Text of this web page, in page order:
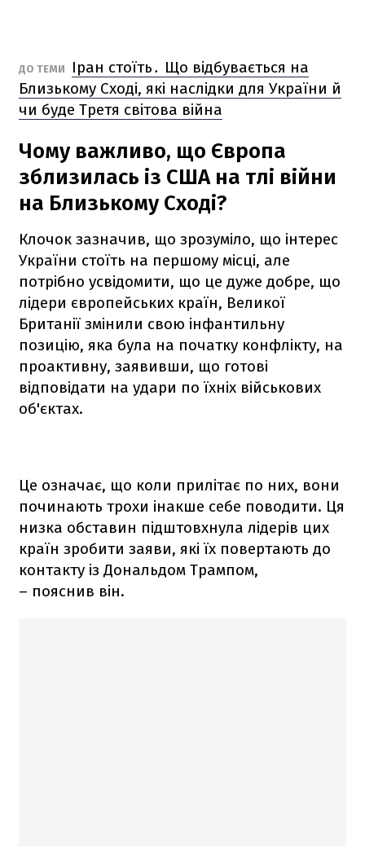
ДО ТЕМИ
Іран стоїть․ Що відбувається на
Близькому Сході, які наслідки для України й
чи буде Третя світова війна
Чому важливо, що Європа
зблизилась із США на тлі війни
на Близькому Сході?
Клочок зазначив, що зрозуміло, що інтерес
України стоїть на першому місці, але
потрібно усвідомити, що це дуже добре, що
лідери європейських країн, Великої
Британії змінили свою інфантильну
позицію, яка була на початку конфлікту, на
проактивну, заявивши, що готові
відповідати на удари по їхніх військових
об'єктах.
Це означає, що коли прилітає по них, вони
починають трохи інакше себе поводити. Ця
низка обставин підштовхнула лідерів цих
країн зробити заяви, які їх повертають до
контакту із Дональдом Трампом,
– пояснив він.